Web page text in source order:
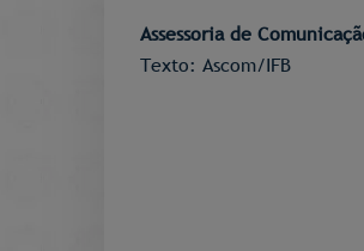
Assessoria de
Texto: Ascom/IFB